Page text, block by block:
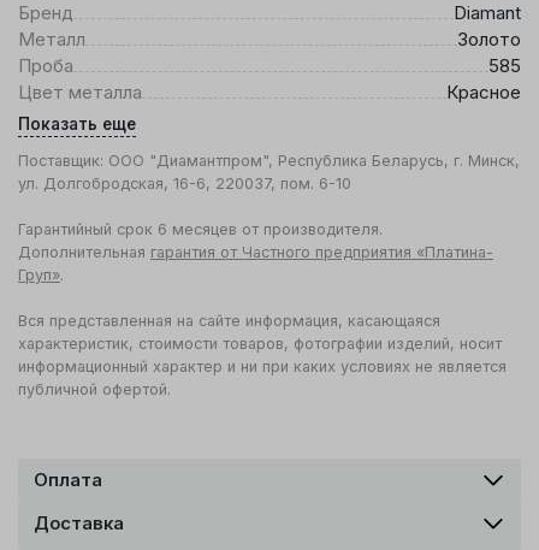
Бренд
Diamant
Металл
Золото
Проба
585
Цвет металла
Красное
Показать еще
Поставщик: ООО "Диамантпром", Республика Беларусь, г. Минск,
ул. Долгобродская, 16-6, 220037, пом. 6-10
Гарантийный срок 6 месяцев от производителя.
Дополнительная гарантия от Частного предприятия «Платина-
Груп».
Вся представленная на сайте информация, касающаяся
характеристик, стоимости товаров, фотографии изделий, носит
информационный характер и ни при каких условиях не является
публичной офертой.
Оплата
Доставка